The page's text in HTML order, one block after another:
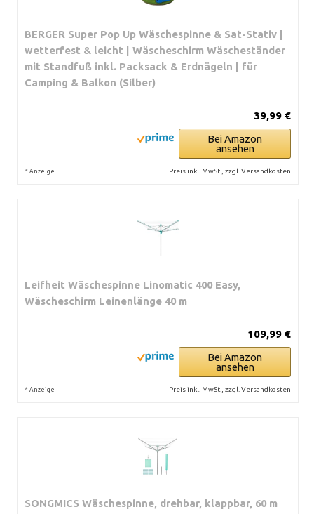
BERGER Super Pop Up Wäschespinne & Sat-Stativ |
wetterfest & leicht | Wäscheschirm Wäscheständer
mit Standfuß inkl. Packsack & Erdnägeln | für
Camping & Balkon (Silber)
39,99 €
Bei Amazon
ansehen
* Anzeige Preis inkl. MwSt., zzgl. Versandkosten
Leifheit Wäschespinne Linomatic 400 Easy,
Wäscheschirm Leinenlänge 40 m
109,99 €
Bei Amazon
ansehen
* Anzeige Preis inkl. MwSt., zzgl. Versandkosten
SONGMICS Wäschespinne, drehbar, klappbar, 60 m